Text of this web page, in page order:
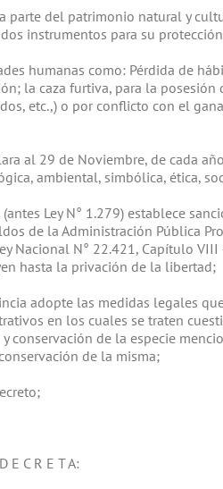
parte del patrimonio natural y
instrumentos para su
humanas como: Pérdida de
la caza furtiva, para la posesión
etc.,) o por conflicto con el
al 29 de Noviembre, de cada
ambiental, simbólica, ética,
Ley N° 1.279) establece
de la Administración Pública
Nacional N° 22.421, Capítulo
hasta la privación de la libertad;
adopte las medidas legales
en los cuales se traten
conservación de la especie
de la misma;
E C R E T A: